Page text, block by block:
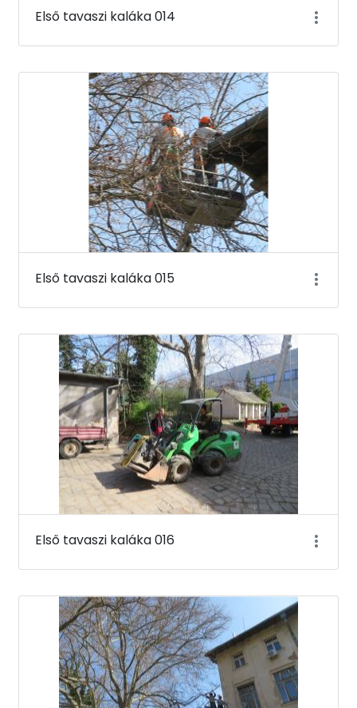
Első tavaszi kaláka 014
Első tavaszi kaláka 015
Első tavaszi kaláka 016